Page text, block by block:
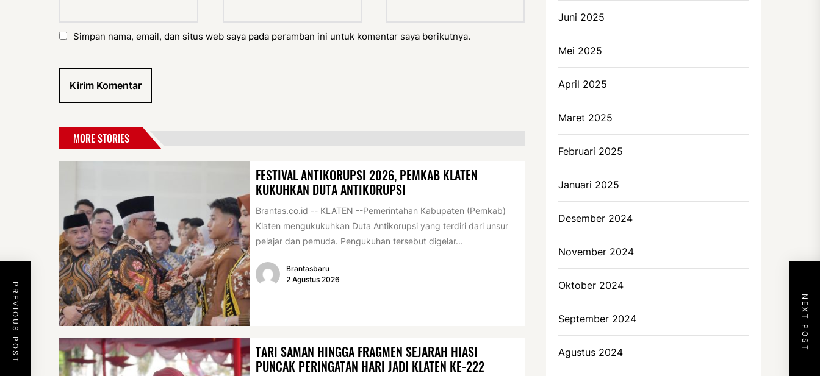
Simpan nama, email, dan situs web saya pada peramban ini untuk komentar saya berikutnya.
PREVIOUS POST NEXT POST
MORE STORIES
FESTIVAL ANTIKORUPSI 2026, PEMKAB KLATEN
KUKUHKAN DUTA ANTIKORUPSI
Brantas.co.id -- KLATEN --Pemerintahan Kabupaten (Pemkab)
Klaten mengukukuhkan Duta Antikorupsi yang terdiri dari unsur
pelajar dan pemuda. Pengukuhan tersebut digelar...
Brantasbaru
2 Agustus 2026
TARI SAMAN HINGGA FRAGMEN SEJARAH HIASI
PUNCAK PERINGATAN HARI JADI KLATEN KE-222
Juni 2025
Mei 2025
April 2025
Maret 2025
Februari 2025
Januari 2025
Desember 2024
November 2024
Oktober 2024
September 2024
Agustus 2024